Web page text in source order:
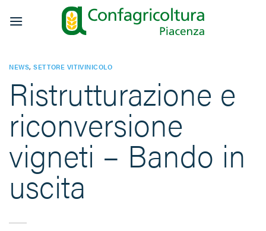
NEWS,SETTORE VITIVINICOLO
Ristrutturazione e
riconversione
vigneti – Bando in
uscita